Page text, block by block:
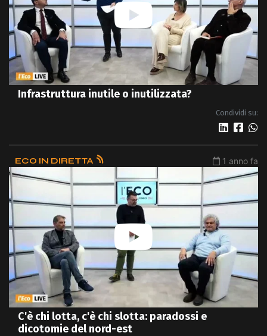
Infrastruttura inutile o inutilizzata?
Condividi su:
ECO IN DIRETTA 1 anno fa
C'è chi lotta, c'è chi slotta: paradossi e
dicotomie del nord-est